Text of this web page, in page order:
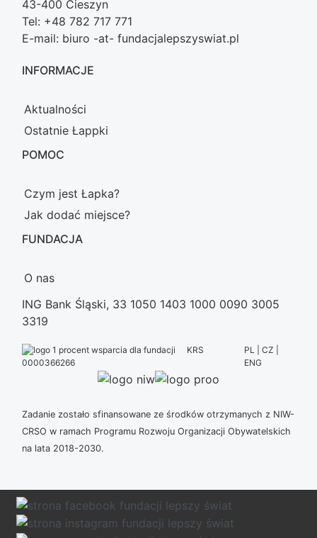
43-400 Cieszyn
Tel: +48 782 717 771
E-mail: biuro -at- fundacjalepszyswiat.pl
INFORMACJE
Aktualności
Ostatnie Łappki
POMOC
Czym jest Łapka?
Jak dodać miejsce?
FUNDACJA
O nas
ING Bank Śląski, 33 1050 1403 1000 0090 3005
3319
KRS
0000366266
PL | CZ |
ENG
Zadanie zostało sfinansowane ze środków otrzymanych z NIW-
CRSO w ramach Programu Rozwoju Organizacji Obywatelskich
na lata 2018-2030.